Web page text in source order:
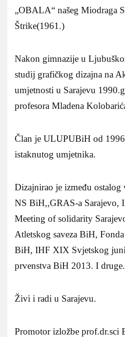
„OBALA“ našeg Miodraga
Štrike(1961.)
Nakon gimnazije u
studij grafičkog dizajna na
umjetnosti u Sarajevu
profesora Mladena
Član je ULUPUBiH od
istaknutog umjetnika.
Dizajnirao je između ostalog
NS BiH,,GRAS-a Sarajevo,
Meeting of solidarity
Atletskog saveza BiH,
BiH, IHF XIX Svjetskog
prvenstva BiH 2013. I druge.
Živi i radi u Sarajevu.
Promotor izložbe prof.dr.sci